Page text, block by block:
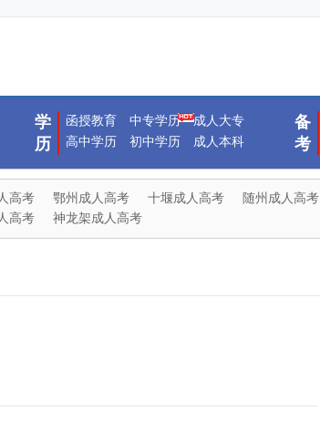
学
历
函授教育 中专学历
成人大专
高中学历
初中学历 成人本科
备
考
高考 鄂州成人高考 十堰成人高考 随州成人高考
高考 神龙架成人高考